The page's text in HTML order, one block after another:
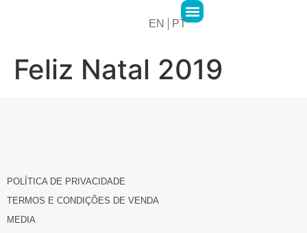
EN PT
Feliz Natal 2019
POLÍTICA DE PRIVACIDADE
TERMOS E CONDIÇÕES DE VENDA
MEDIA